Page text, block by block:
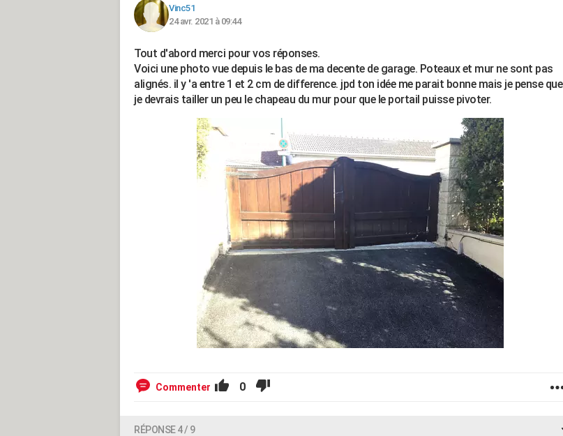
Vinc51
24 avr. 2021 à 09:44
Tout d'abord merci pour vos réponses.
Voici une photo vue depuis le bas de ma decente de garage. Poteaux et mur ne sont pas
alignés. il y 'a entre 1 et 2 cm de difference. jpd ton idée me parait bonne mais je pense que
je devrais tailler un peu le chapeau du mur pour que le portail puisse pivoter.
Commenter 0
RÉPONSE 4 / 9